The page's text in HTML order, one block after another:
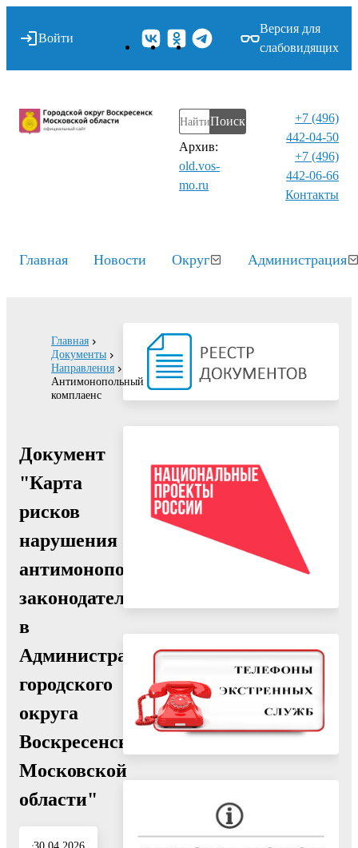
Войти
Версия для
слабовидящих
Поиск
Архив:
old.vos-
mo.ru
+7 (496)
442-04-50
+7 (496)
442-06-66
Контакты⁠
Главная Новости Округ Администрация
Главная
Документы
Направления
Антимонопольный
комплаенс
Документ
"Карта
рисков
нарушения
антимонопольного
законодательства
в
Администрации
городского
округа
Воскресенск
Московской
области"